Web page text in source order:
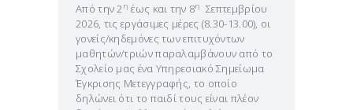
Από την 2η έως και την 8η
Σεπτεμβρίου
2026, τις εργάσιμες μέρες (8.30-13.00), οι
γονείς/κηδεμόνες των επιτυχόντων
μαθητών/τριών παραλαμβάνουν από το
Σχολείο μας ένα Υπηρεσιακό Σημείωμα
Έγκρισης Μετεγγραφής, το οποίο
δηλώνει ότι το παιδί τους είναι πλέον